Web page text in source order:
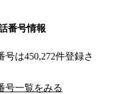
番号情報
は450,272件登録さ
号一覧をみる